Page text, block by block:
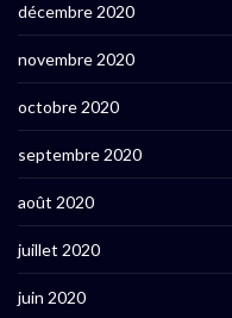
décembre 2020
novembre 2020
octobre 2020
septembre 2020
août 2020
juillet 2020
juin 2020